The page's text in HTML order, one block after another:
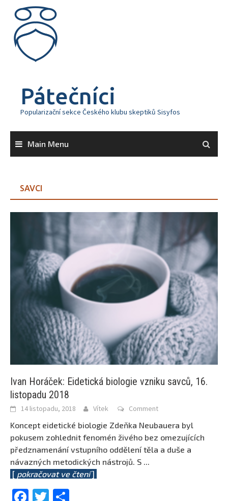
content
Pátečníci
Popularizační sekce Českého klubu skeptiků Sisyfos
Main Menu
SAVCI
Ivan Horáček: Eidetická biologie vzniku savců, 16.
listopadu 2018
14 listopadu, 2018 Vítek Comment
Koncept eidetické biologie Zdeňka Neubauera byl
pokusem zohlednit fenomén živého bez omezujících
předznamenání vstupního oddělení těla a duše a
návazných metodických nástrojů. S ...
[ pokračovat ve čtení]
Facebook
Twitter